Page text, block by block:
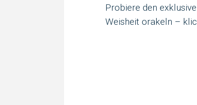
Probiere den
Weisheit orakeln –